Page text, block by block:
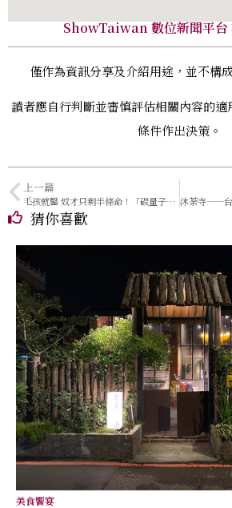
ShowTaiwan 數位新聞平台
僅作為資訊分享及介紹用途，並不構
讀者應自行判斷並審慎評估相關內容的
條件作出決策。
上一篇
毛孩就醫 奴才只剩半條命！「碳量子點治療墊」搶攻寵物保健市場
猜你喜歡
美食饗宴